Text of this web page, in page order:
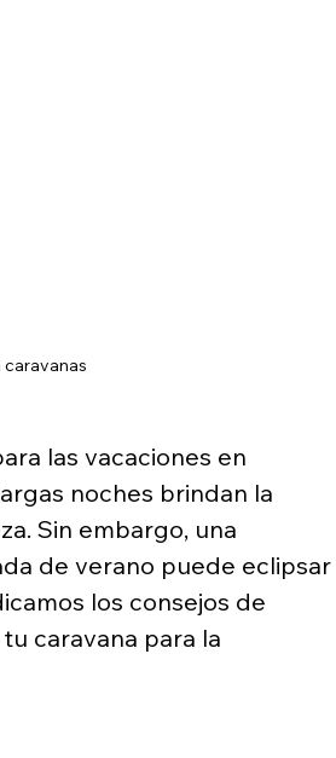
las vacaciones en
noches brindan la
Sin embargo, una
de verano puede eclipsar
los consejos de
caravana para la